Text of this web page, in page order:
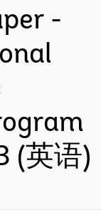
-
(英语)